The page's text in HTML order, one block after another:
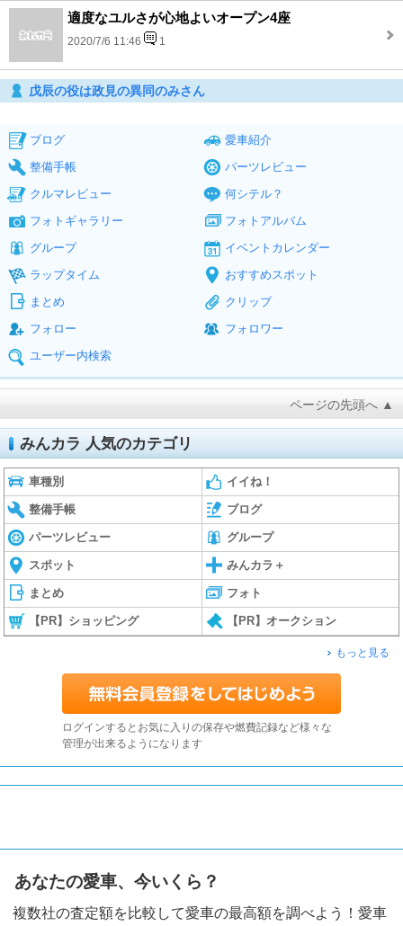
適度なユルさが心地よいオープン4座
2020/7/6 11:46 1
戊辰の役は政見の異同のみさん
ブログ
愛車紹介
整備手帳
パーツレビュー
クルマレビュー
何シテル？
フォトギャラリー
フォトアルバム
グループ
イベントカレンダー
ラップタイム
おすすめスポット
まとめ
クリップ
フォロー
フォロワー
ユーザー内検索
ページの先頭へ ▲
みんカラ 人気のカテゴリ
車種別 イイね！
整備手帳 ブログ
パーツレビュー グループ
スポット みんカラ＋
まとめ フォト
【PR】ショッピング 【PR】オークション
もっと見る
ログインするとお気に入りの保存や燃費記録など様々な
管理が出来るようになります
あなたの愛車、今いくら？
複数社の査定額を比較して愛車の最高額を調べよう！愛車